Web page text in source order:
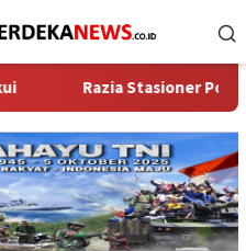
Stasioner Polsek Curug,